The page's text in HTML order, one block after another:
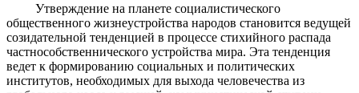
Утверждение на планете социалистического
общественного жизнеустройства народов становится ведущей
созидательной тенденцией в процессе стихийного распада
частнособственнического устройства мира. Эта тенденция
ведет к формированию социальных и политических
институтов, необходимых для выхода человечества из